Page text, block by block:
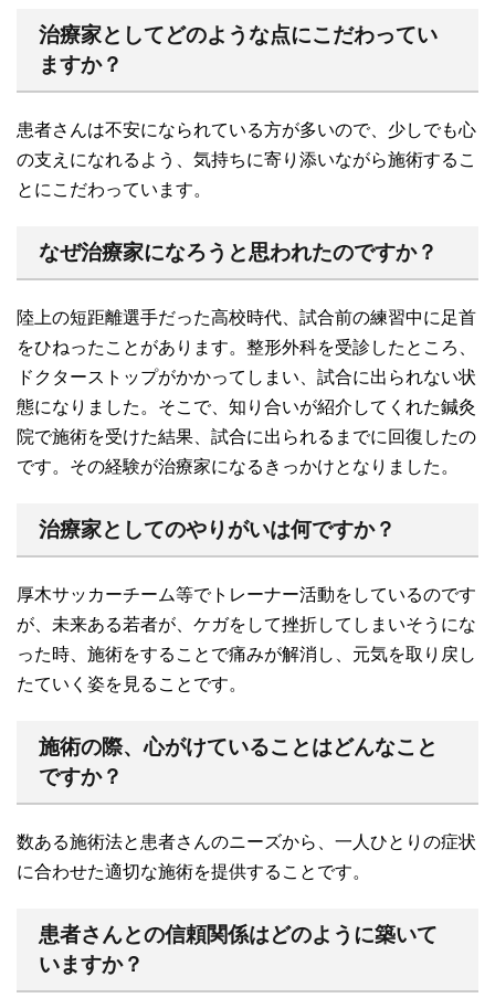
治療家としてどのような点にこだわってい
ますか？
患者さんは不安になられている方が多いので、少しでも心
の支えになれるよう、気持ちに寄り添いながら施術するこ
とにこだわっています。
なぜ治療家になろうと思われたのですか？
陸上の短距離選手だった高校時代、試合前の練習中に足首
をひねったことがあります。整形外科を受診したところ、
ドクターストップがかかってしまい、試合に出られない状
態になりました。そこで、知り合いが紹介してくれた鍼灸
院で施術を受けた結果、試合に出られるまでに回復したの
です。その経験が治療家になるきっかけとなりました。
治療家としてのやりがいは何ですか？
厚木サッカーチーム等でトレーナー活動をしているのです
が、未来ある若者が、ケガをして挫折してしまいそうにな
った時、施術をすることで痛みが解消し、元気を取り戻し
たていく姿を見ることです。
施術の際、心がけていることはどんなこと
ですか？
数ある施術法と患者さんのニーズから、一人ひとりの症状
に合わせた適切な施術を提供することです。
患者さんとの信頼関係はどのように築いて
いますか？